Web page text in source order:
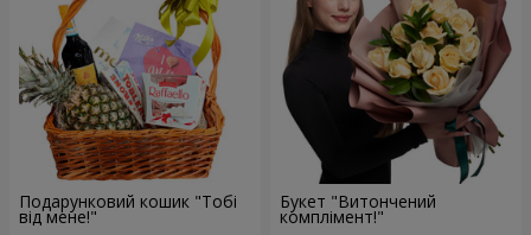
Подарунковий кошик "Тобі
від мене!"
Букет "Витончений
комплімент!"